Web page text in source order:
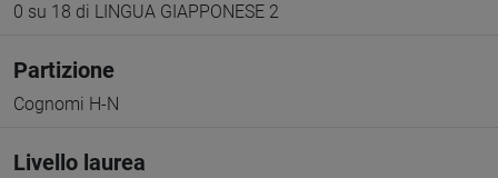
0 su 18 di LINGUA GIAPPONESE 2
Partizione
Cognomi H-N
Livello laurea